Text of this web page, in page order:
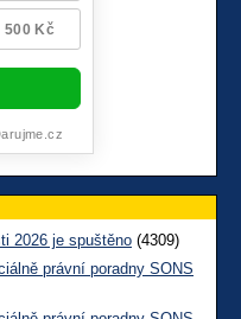
2026 je spuštěno (4309)
právní poradny SONS